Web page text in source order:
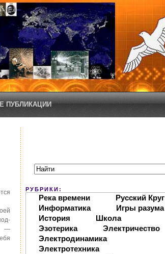
ПУБЛИКАЦИИ
—
РУБРИКИ:
Река времени
Русский Круг
Информатика
Игры разума
История
Школа
Эзотерика
Электричество
Электродинамика
Электротехника